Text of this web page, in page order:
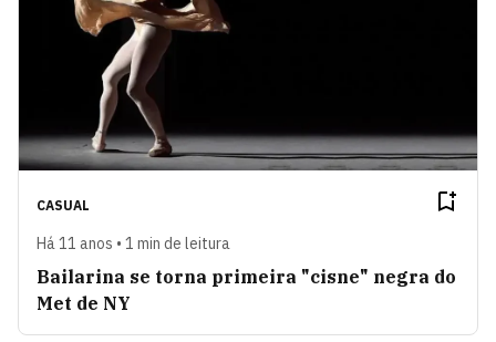
CASUAL
Há 11 anos • 1 min de leitura
Bailarina se torna primeira "cisne" negra do
Met de NY